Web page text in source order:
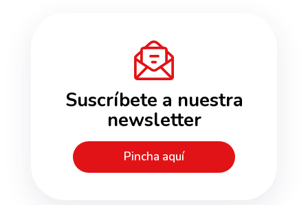
Suscríbete a nuestra
newsletter
Pincha aquí